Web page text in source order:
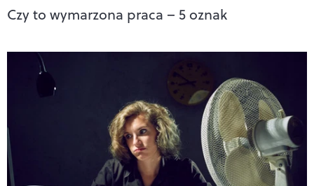
Czy to wymarzona praca – 5 oznak